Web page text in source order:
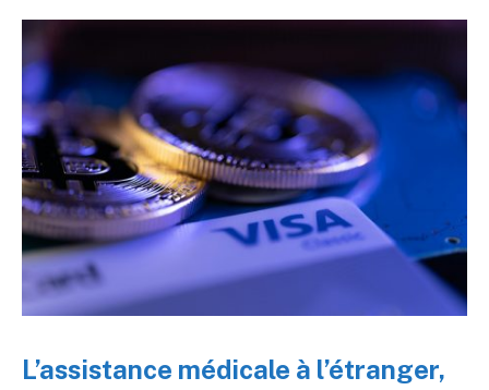
L’assistance médicale à l’étranger,